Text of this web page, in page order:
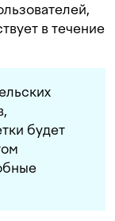
в течение
будет